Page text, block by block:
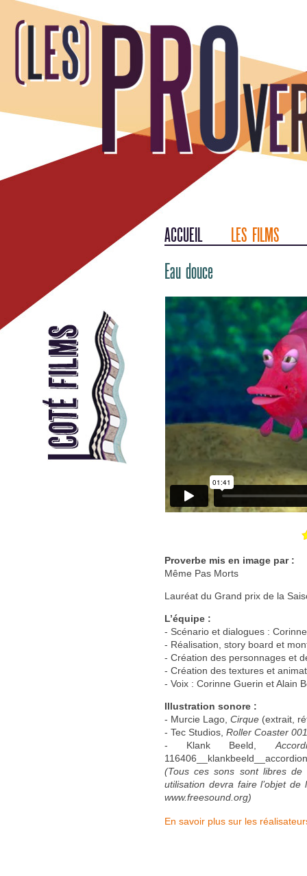
ACCUEIL LES FILMS
Eau douce
Proverbe mis en image par :
Même Pas Morts
Lauréat du Grand prix de la
L’équipe :
- Scénario et dialogues :
- Réalisation, story board et
- Création des personnages et
- Création des textures et
- Voix : Corinne Guerin et Alain
Illustration sonore :
- Murcie Lago, Cirque (extrait,
- Tec Studios, Roller Coaster 001
- Klank Beeld,
(Tous ces sons sont libres de
utilisation devra faire l’objet
www.freesound.org)
En savoir plus sur les